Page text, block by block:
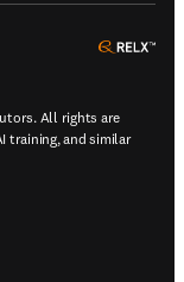
All rights are
training, and similar